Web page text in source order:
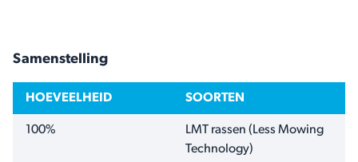
Samenstelling
HOEVEELHEID SOORTEN
100%
LMT rassen (Less Mowing
Technology)